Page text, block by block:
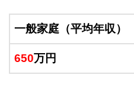
一般家庭（平均年収）
650万円